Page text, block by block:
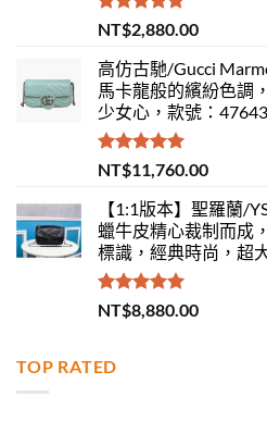
評分 5.00
滿分 5
NT$2,880.00
高仿古馳/Gucci
馬卡龍般的繽紛色調
少女心，款號：
評分5.00
滿分 5
NT$11,760.00
【1:1版本】聖羅蘭/
蠟牛皮精心裁制而成
標識，經典時尚，超
評分 5.00
滿分 5
NT$8,880.00
TOP RATED